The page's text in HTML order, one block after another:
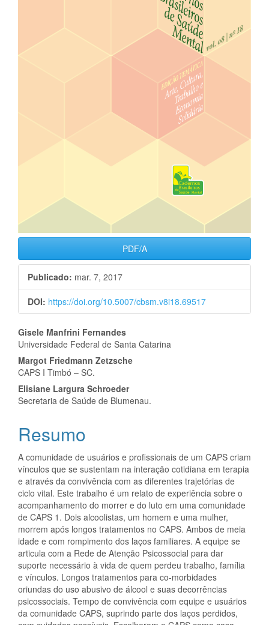
PDF/A
Publicado: mar. 7, 2017
DOI: https://doi.org/10.5007/cbsm.v8i18.69517
Conteúdo
do
artigo
principal
Gisele Manfrini Fernandes
Universidade Federal de Santa Catarina
Margot Friedmann Zetzsche
CAPS I Timbó – SC.
Elisiane Largura Schroeder
Secretaria de Saúde de Blumenau.
Resumo
A comunidade de usuários e profissionais de um CAPS criam
vínculos que se sustentam na interação cotidiana em terapia
e através da convivência com as diferentes trajetórias de
ciclo vital. Este trabalho é um relato de experiência sobre o
acompanhamento do morrer e do luto em uma comunidade
de CAPS 1. Dois alcoolistas, um homem e uma mulher,
morrem após longos tratamentos no CAPS. Ambos de meia
idade e com rompimento dos laços familiares. A equipe se
articula com a Rede de Atenção Psicossocial para dar
suporte necessário à vida de quem perdeu trabalho, família
e vínculos. Longos tratamentos para co-morbidades
oriundas do uso abusivo de álcool e suas decorrências
psicossociais. Tempo de convivência com equipe e usuários
da comunidade CAPS, suprindo parte dos laços perdidos,